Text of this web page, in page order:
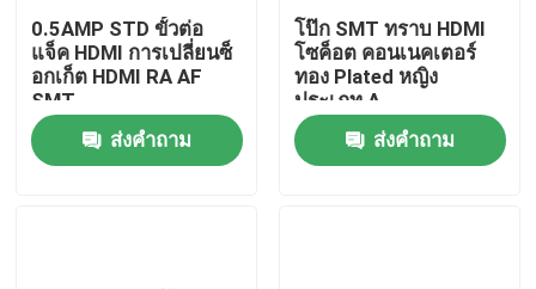
0.5AMP STD ขั้วต่อ
แจ็ค HDMI การเปลี่ยนซ็
อกเก็ต HDMI RA AF
SMT
ส่งคำถาม
โป๊ก SMT ทราบ HDMI
โซค็อต คอนเนคเตอร์
ทอง Plated หญิง
ประเภท A
ส่งคำถาม